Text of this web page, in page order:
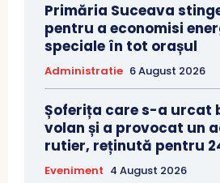
Primăria Suceava
pentru a economisi
speciale în tot orașul
Administratie 6 August 2026
Șoferița care s-a urcat
volan și a provocat un
rutier, reținută pentru
Eveniment 4 August 2026